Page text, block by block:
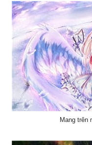
Mang trên